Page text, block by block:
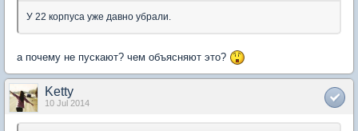
У 22 корпуса уже давно убрали.
а почему не пускают? чем объясняют это?
Ketty
10 Jul 2014